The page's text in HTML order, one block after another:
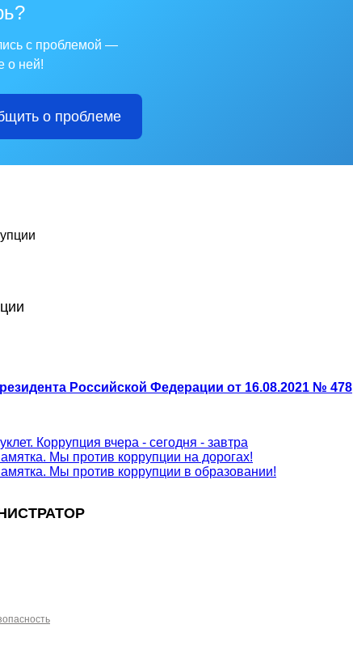
с проблемой —
о ней!
о проблеме
Российской Федерации от 16.08.2021 № 478
Коррупция вчера - сегодня - завтра
Мы против коррупции на дорогах!
Мы против коррупции в образовании!